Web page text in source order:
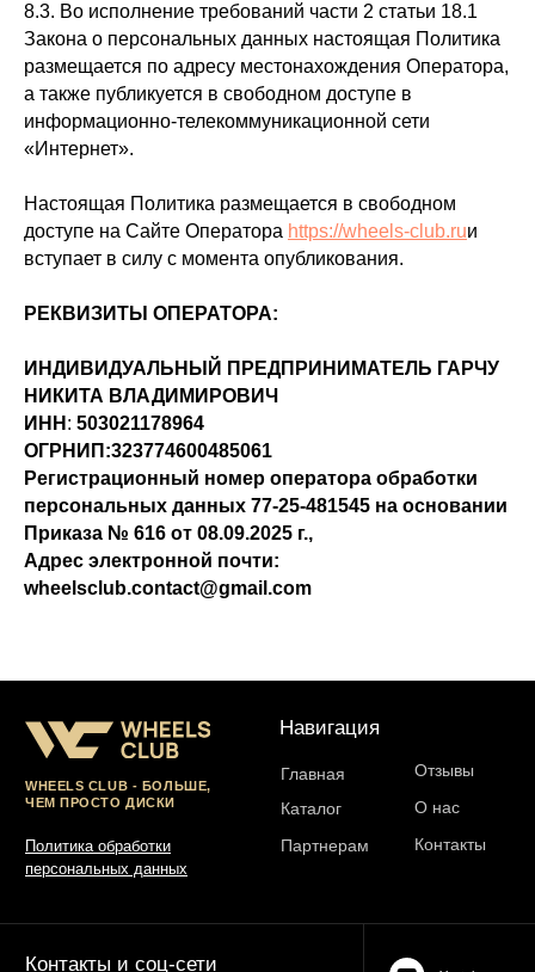
8.3. Во исполнение требований части 2 статьи 18.1
Закона о персональных данных настоящая Политика
размещается по адресу местонахождения Оператора,
а также публикуется в свободном доступе в
информационно-телекоммуникационной сети
«Интернет».
Настоящая Политика размещается в свободном
доступе на Сайте Оператора https://wheels-club.ruи
вступает в силу с момента опубликования.
РЕКВИЗИТЫ ОПЕРАТОРА:
ИНДИВИДУАЛЬНЫЙ ПРЕДПРИНИМАТЕЛЬ ГАРЧУ
НИКИТА ВЛАДИМИРОВИЧ
ИНН : 503021178964
ОГРНИП:323774600485061
Регистрационный номер оператора обработки
персональных данных 77-25-481545 на основании
Приказа № 616 от 08.09.2025 г.,
Адрес электронной почти:
wheelsclub.contact@gmail.com